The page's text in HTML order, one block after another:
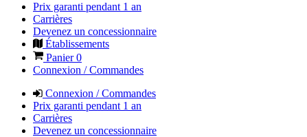
Prix garanti pendant 1 an
Carrières
Devenez un concessionnaire
Établissements
Panier0
Connexion / Commandes
Connexion / Commandes
Prix garanti pendant 1 an
Carrières
Devenez un concessionnaire